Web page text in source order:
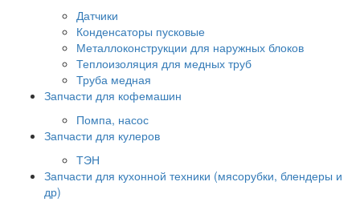
Датчики
Конденсаторы пусковые
Металлоконструкции для наружных блоков
Теплоизоляция для медных труб
Труба медная
Запчасти для кофемашин
Помпа, насос
Запчасти для кулеров
ТЭН
Запчасти для кухонной техники (мясорубки, блендеры и
др)